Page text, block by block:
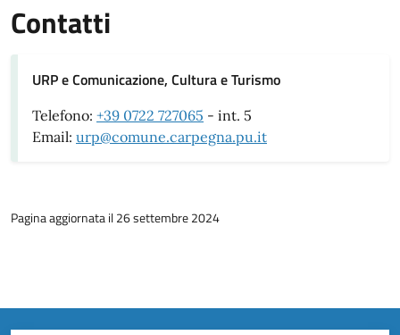
Contatti
URP e Comunicazione, Cultura e Turismo
Telefono: +39 0722 727065 - int. 5
Email: urp@comune.carpegna.pu.it
Pagina aggiornata il 26 settembre 2024